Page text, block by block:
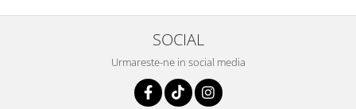
SOCIAL
Urmareste-ne in social media